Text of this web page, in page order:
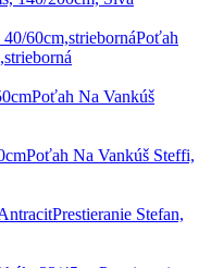
Poťah
Poťah Na Vankúš
Poťah Na Vankúš Steffi,
Prestieranie Stefan,